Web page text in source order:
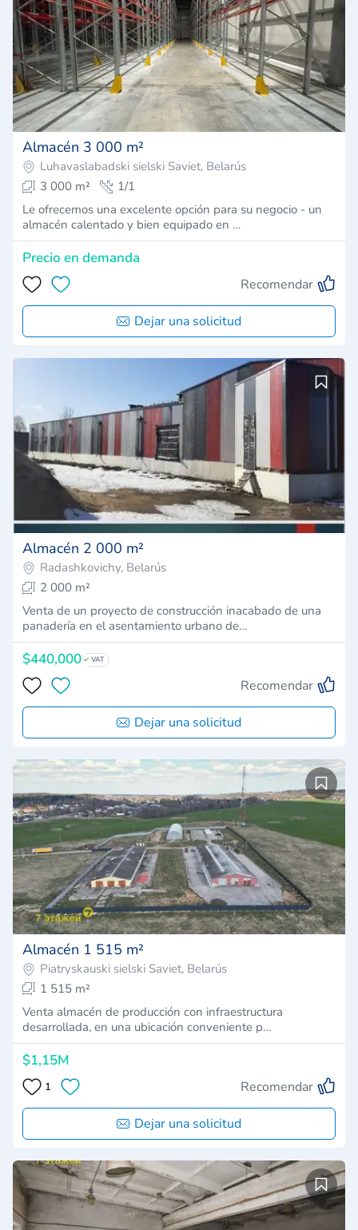
Almacén 3 000 m²
Luhavaslabadski sielski Saviet, Belarús
3 000 m²
1/1
Le ofrecemos una excelente opción para su negocio - un
almacén calentado y bien equipado en …
Precio en demanda
Recomendar
Dejar una solicitud
Almacén 2 000 m²
Radashkovichy, Belarús
2 000 m²
Venta de un proyecto de construcción inacabado de una
panadería en el asentamiento urbano de…
$440,000 VAT
Recomendar
Dejar una solicitud
Almacén 1 515 m²
Piatryskauski sielski Saviet, Belarús
1 515 m²
Venta almacén de producción con infraestructura
desarrollada, en una ubicación conveniente p…
$1,15M
1 Recomendar
Dejar una solicitud